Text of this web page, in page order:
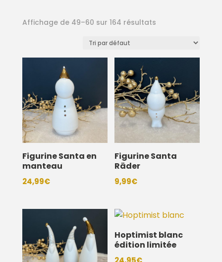
Affichage de 49–60 sur 164 résultats
Figurine Santa en
manteau
24,99€
Figurine Santa
Räder
9,99€
Hoptimist blanc
édition limitée